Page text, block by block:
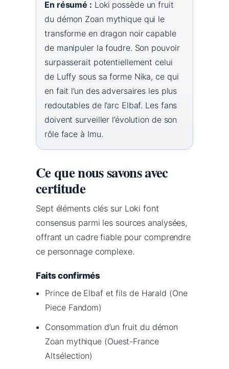
En résumé : Loki possède un fruit
du démon Zoan mythique qui le
transforme en dragon noir capable
de manipuler la foudre. Son pouvoir
surpasserait potentiellement celui
de Luffy sous sa forme Nika, ce qui
en fait l’un des adversaires les plus
redoutables de l’arc Elbaf. Les fans
doivent surveiller l’évolution de son
rôle face à Imu.
Ce que nous savons avec
certitude
Sept éléments clés sur Loki font
consensus parmi les sources analysées,
offrant un cadre fiable pour comprendre
ce personnage complexe.
Faits confirmés
Prince de Elbaf et fils de Harald (One
Piece Fandom)
Consommation d’un fruit du démon
Zoan mythique (Ouest-France
Altsélection)